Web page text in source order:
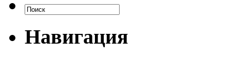
Навигация